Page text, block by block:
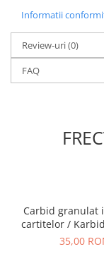
Centuri/chingi
Chei fixe
Cleste
Colier / Faseta
Demarouri drujba
Feronerie si
Fierastraie
Informatii
Review-uri(0)
FAQ
Carbid granulat
cartitelor /
pelete
35,00